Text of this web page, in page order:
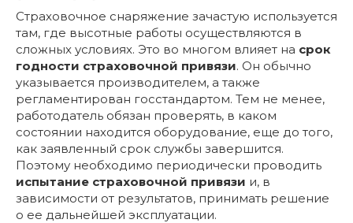
Страховочное снаряжение зачастую используется
там, где высотные работы осуществляются в
сложных условиях. Это во многом влияет на срок
годности страховочной привязи. Он обычно
указывается производителем, а также
регламентирован госстандартом. Тем не менее,
работодатель обязан проверять, в каком
состоянии находится оборудование, еще до того,
как заявленный срок службы завершится.
Поэтому необходимо периодически проводить
испытание страховочной привязи и, в
зависимости от результатов, принимать решение
о ее дальнейшей эксплуатации.